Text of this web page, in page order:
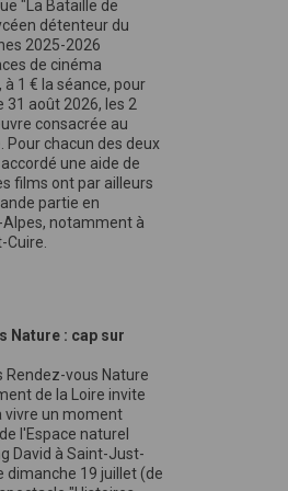
"La Bataille de
détenteur du
2025-2026
de cinéma
1 € la séance, pour
31 août 2026, les 2
consacrée au
Pour chacun des deux
une aide de
films ont par ailleurs
partie en
notamment à
Cuire.
Nature : cap sur
Rendez-vous Nature
de la Loire invite
vivre un moment
l'Espace naturel
David à Saint-Just-
dimanche 19 juillet (de